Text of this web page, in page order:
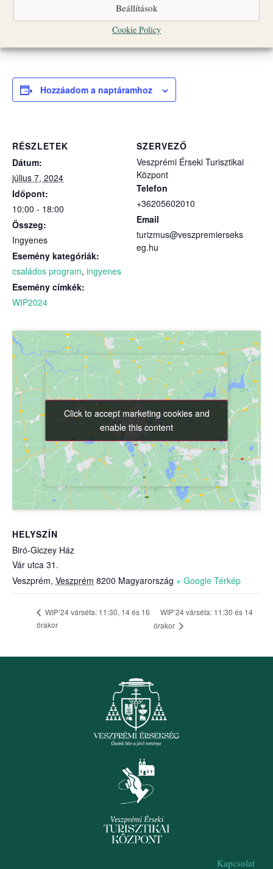
Beállítások
Cookie Policy
A fenti időszakban az ajándékbolt is nyitva van.
Szeretettel várunk mindenkit!
Hozzáadom a naptáramhoz
RÉSZLETEK
Dátum:
július 7, 2024
Időpont:
10:00 - 18:00
Összeg:
Ingyenes
Esemény kategóriák:
családos program, ingyenes
Esemény címkék:
WIP2024
SZERVEZŐ
Veszprémi Érseki Turisztikai
Központ
Telefon
+36205602010
Email
turizmus@veszpremierseks
eg.hu
HELYSZÍN
Biró-Giczey Ház
Vár utca 31.
Veszprém, Veszprém 8200 Magyarország + Google Térkép
Click to accept marketing cookies and
enable this content
Click to accept marketing cookies and
enable this content
WIP’24 várséta: 11:30, 14 és 16
órakor
WIP’24 várséta: 11:30 és 14
órakor
Kapcsolat